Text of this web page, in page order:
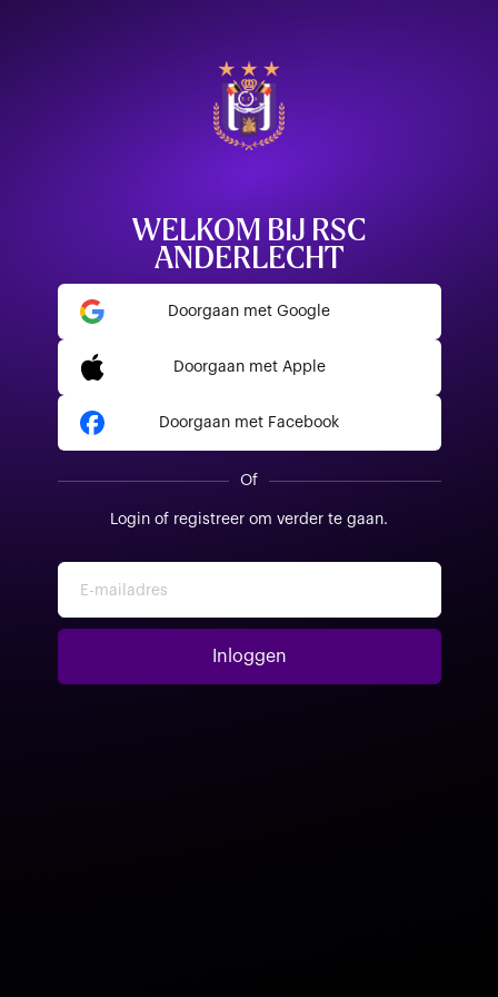
WELKOM BIJ RSC
ANDERLECHT
Doorgaan met Google
Doorgaan met Apple
Doorgaan met Facebook
Of
Login of registreer om verder te gaan.
E-mailadres
Inloggen